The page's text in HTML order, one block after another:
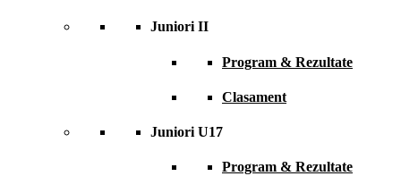
Juniori II
Program & Rezultate
Clasament
Juniori U17
Program & Rezultate